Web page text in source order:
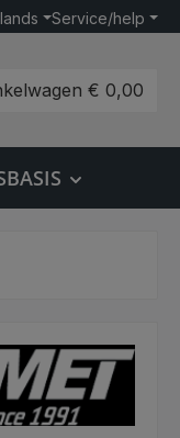
Service/help
€ 0,00